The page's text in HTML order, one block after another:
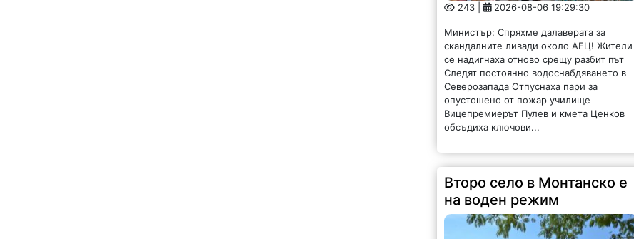
243 | 2026-08-06 19:29:30
Министър: Спряхме далаверата за
скандалните ливади около АЕЦ! Жители
се надигнаха отново срещу разбит път
Следят постоянно водоснабдяването в
Северозапада Отпуснаха пари за
опустошено от пожар училище
Вицепремиерът Пулев и кмета Ценков
обсъдиха ключови...
Второ село в Монтанско е
на воден режим